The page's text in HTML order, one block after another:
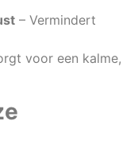
– Vermindert
voor een kalme,